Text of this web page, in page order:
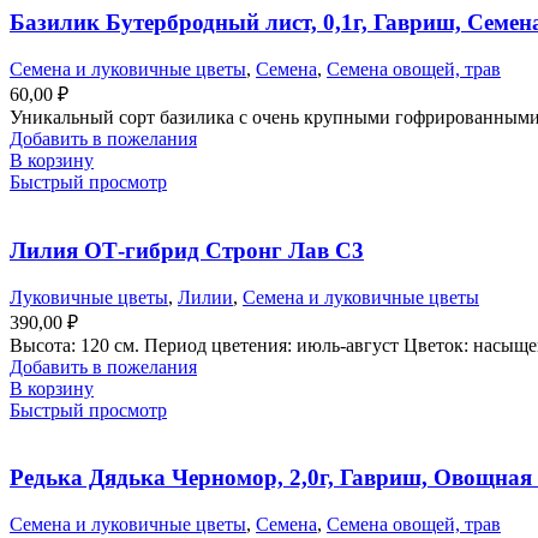
Базилик Бутербродный лист, 0,1г, Гавриш,
Семена и луковичные цветы, Семена, Семена овощей, трав
60,00 ₽
Уникальный сорт базилика с очень крупными
Добавить в пожелания
В корзину
Быстрый просмотр
Лилия ОТ-гибрид Стронг Лав С3
Луковичные цветы, Лилии, Семена и луковичные цветы
390,00 ₽
Высота: 120 см. Период цветения: июль-август Цветок:
Добавить в пожелания
В корзину
Быстрый просмотр
Редька Дядька Черномор, 2,0г, Гавриш, Овощная
Семена и луковичные цветы, Семена, Семена овощей, трав